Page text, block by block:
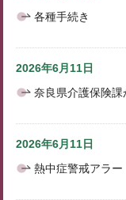
各種手続き
2026年6月11日
奈良県介護保険課
2026年6月11日
熱中症警戒アラ